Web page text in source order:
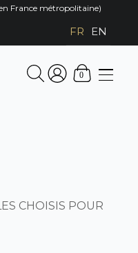
France métropolitaine)
FR EN
0
CHOISIS POUR